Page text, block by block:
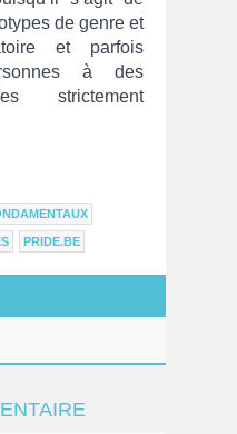
de genre et
et parfois
à des
strictement
PRIDE.BE